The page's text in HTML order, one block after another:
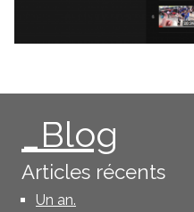
_Blog
Articles récents
Un an.